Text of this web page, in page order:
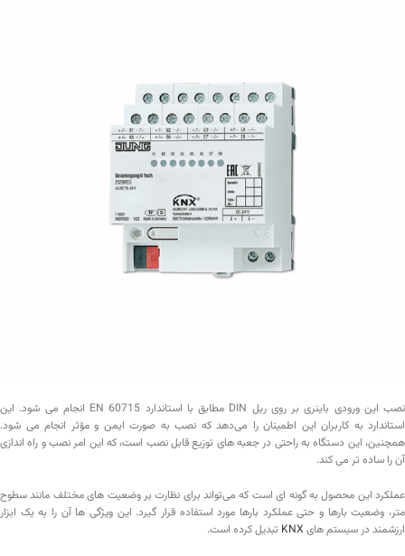
نصب این ورودی باینری بر روی ریل DIN مطابق با استاندارد EN 60715 انجام می‌ شود. این
استاندارد به کاربران این اطمینان را می‌دهد که نصب به صورت ایمن و مؤثر انجام می‌ شود.
همچنین، این دستگاه به راحتی در جعبه‌ های توزیع قابل نصب است، که این امر نصب و راه‌ اندازی
آن را ساده‌ تر می‌ کند.
عملکرد این محصول به گونه‌ ای است که می‌تواند برای نظارت بر وضعیت‌ های مختلف مانند سطوح
متر، وضعیت بارها و حتی عملکرد بارها مورد استفاده قرار گیرد. این ویژگی‌ ها آن را به یک ابزار
ارزشمند در سیستم‌ های KNX تبدیل کرده است.